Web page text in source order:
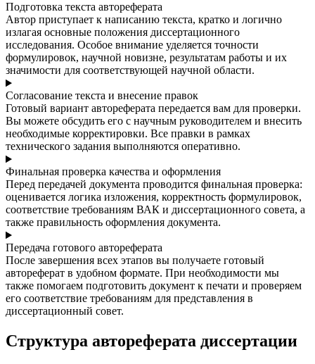
Подготовка текста автореферата
Автор приступает к написанию текста, кратко и логично
излагая основные положения диссертационного
исследования. Особое внимание уделяется точности
формулировок, научной новизне, результатам работы и их
значимости для соответствующей научной области.
Согласование текста и внесение правок
Готовый вариант автореферата передается вам для проверки.
Вы можете обсудить его с научным руководителем и внесить
необходимые корректировки. Все правки в рамках
технического задания выполняются оперативно.
Финальная проверка качества и оформления
Перед передачей документа проводится финальная проверка:
оценивается логика изложения, корректность формулировок,
соответствие требованиям ВАК и диссертационного совета, а
также правильность оформления документа.
Передача готового автореферата
После завершения всех этапов вы получаете готовый
автореферат в удобном формате. При необходимости мы
также помогаем подготовить документ к печати и проверяем
его соответствие требованиям для представления в
диссертационный совет.
Структура автореферата диссертации